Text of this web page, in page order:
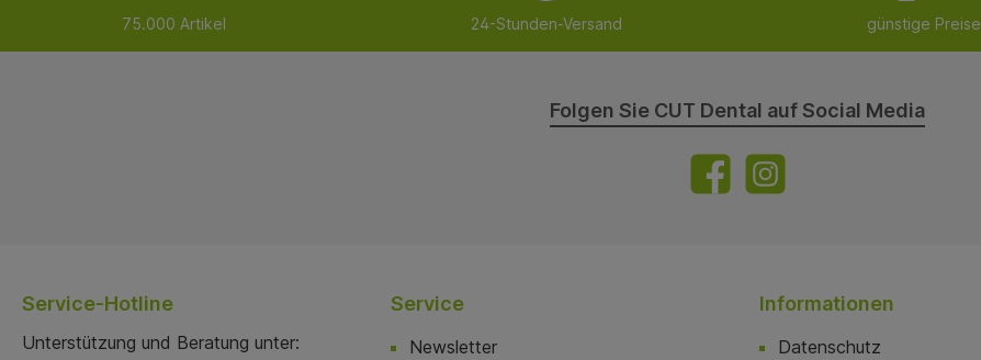
75.000 Artikel 24-Stunden-Versand günstige Preise
Folgen Sie CUT Dental auf Social Media
Service-Hotline
Unterstützung und Beratung unter:
Service
Newsletter
Informationen
Datenschutz